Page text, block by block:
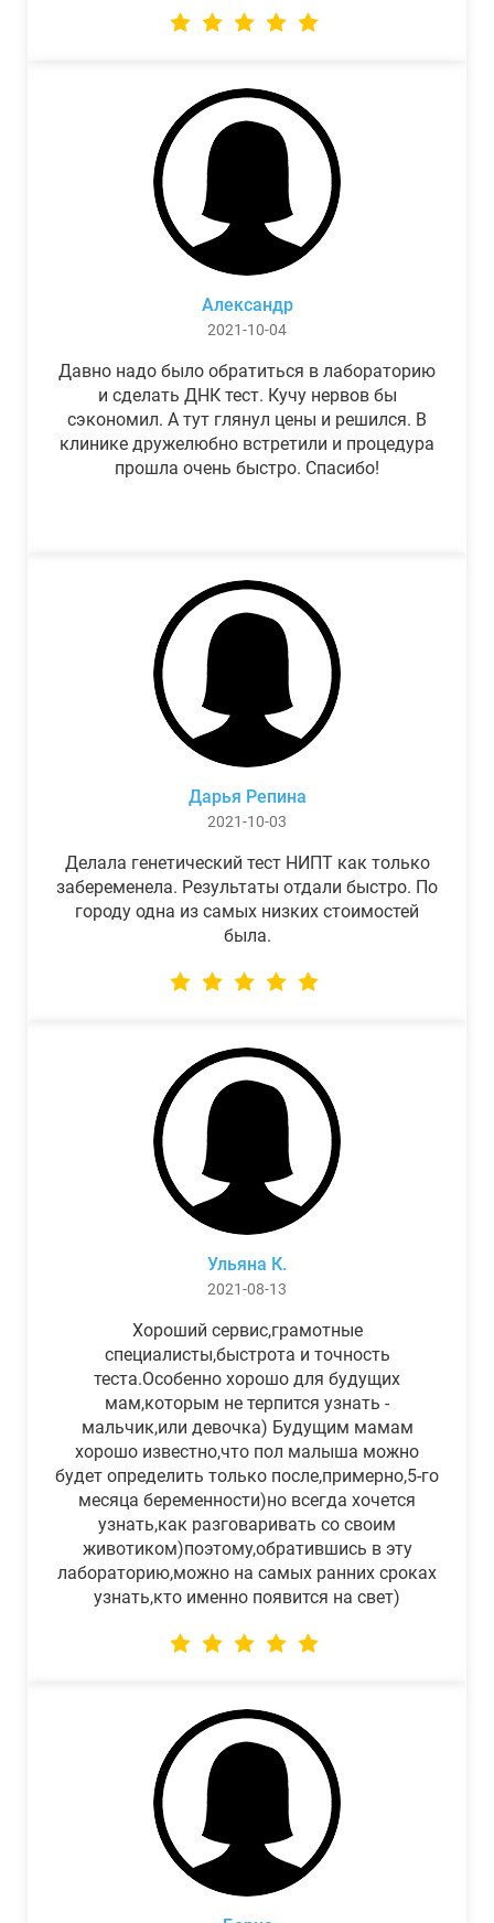
Александр
2021-10-04
Давно надо было обратиться в лабораторию
и сделать ДНК тест. Кучу нервов бы
сэкономил. А тут глянул цены и решился. В
клинике дружелюбно встретили и процедура
прошла очень быстро. Спасибо!
Дарья Репина
2021-10-03
Делала генетический тест НИПТ как только
забеременела. Результаты отдали быстро. По
городу одна из самых низких стоимостей
была.
Ульяна К.
2021-08-13
Хороший сервис,грамотные
специалисты,быстрота и точность
теста.Особенно хорошо для будущих
мам,которым не терпится узнать -
мальчик,или девочка) Будущим мамам
хорошо известно,что пол малыша можно
будет определить только после,примерно,5-го
месяца беременности)но всегда хочется
узнать,как разговаривать со своим
животиком)поэтому,обратившись в эту
лабораторию,можно на самых ранних сроках
узнать,кто именно появится на свет)